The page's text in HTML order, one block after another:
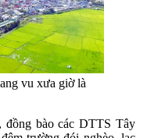
vu xưa giờ là
đồng bào các DTTS Tây